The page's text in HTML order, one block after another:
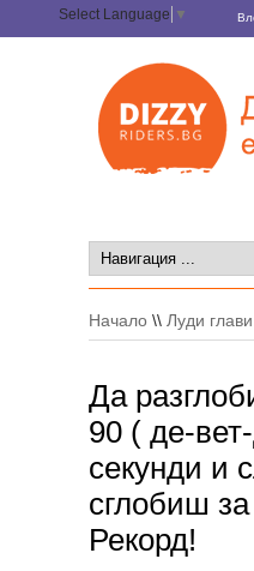
Select Language ▼
Начало \\ Луди глави
Да
90 ( де-
секунди и
сглобиш
Рекорд!